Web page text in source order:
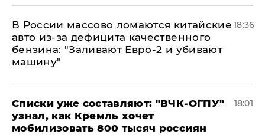
В России массово ломаются китайские
авто из-за дефицита качественного
бензина: "Заливают Евро-2 и убивают
машину"
18:36
Списки уже составляют: "ВЧК-ОГПУ"
узнал, как Кремль хочет
мобилизовать 800 тысяч россиян
18:01